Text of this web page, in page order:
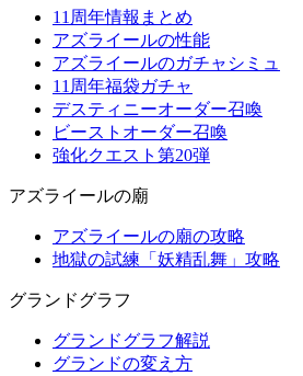
11周年情報まとめ
アズライールの性能
アズライールのガチャシミュ
11周年福袋ガチャ
デスティニーオーダー召喚
ビーストオーダー召喚
強化クエスト第20弾
アズライールの廟
アズライールの廟の攻略
地獄の試練「妖精乱舞」攻略
グランドグラフ
グランドグラフ解説
グランドの変え方